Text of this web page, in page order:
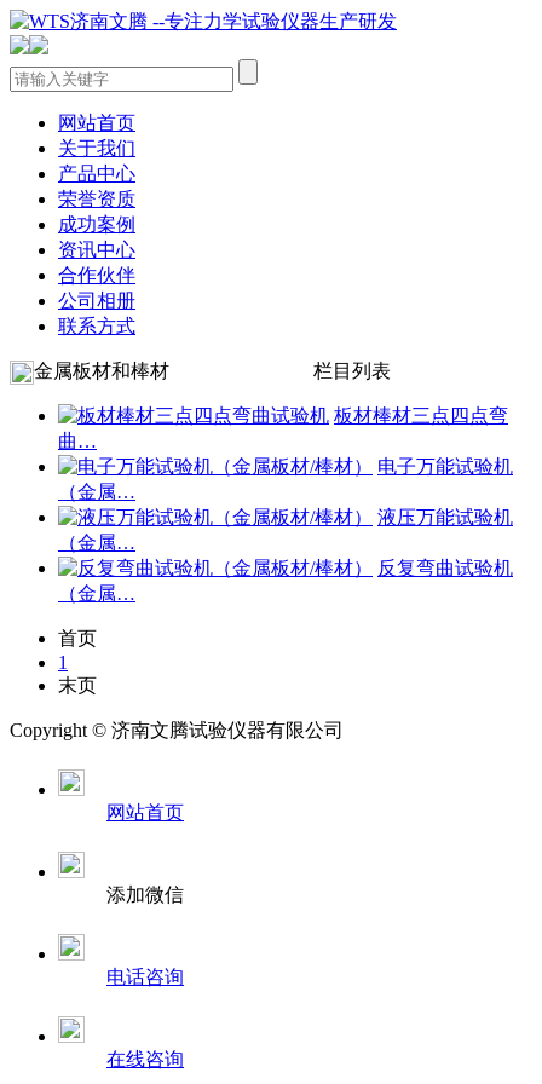
网站首页
关于我们
产品中心
荣誉资质
成功案例
资讯中心
合作伙伴
公司相册
联系方式
金属板材和棒材 栏目列表
板材棒材三点四点弯
曲…
电子万能试验机
（金属…
液压万能试验机
（金属…
反复弯曲试验机
（金属…
首页
1
末页
Copyright © 济南文腾试验仪器有限公司
网站首页
添加微信
电话咨询
在线咨询